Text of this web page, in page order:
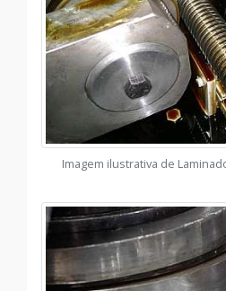
Imagem ilustrativa de